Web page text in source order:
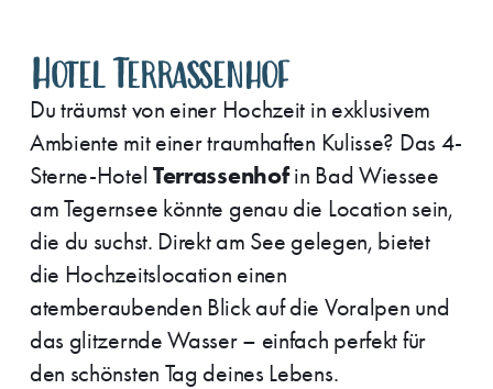
Hotel Terrassenhof
Du träumst von einer Hochzeit in exklusivem
Ambiente mit einer traumhaften Kulisse? Das 4-
Sterne-Hotel Terrassenhofin Bad Wiessee
am Tegernsee könnte genau die Location sein,
die du suchst. Direkt am See gelegen, bietet
die Hochzeitslocation einen
atemberaubenden Blick auf die Voralpen und
das glitzernde Wasser – einfach perfekt für
den schönsten Tag deines Lebens.